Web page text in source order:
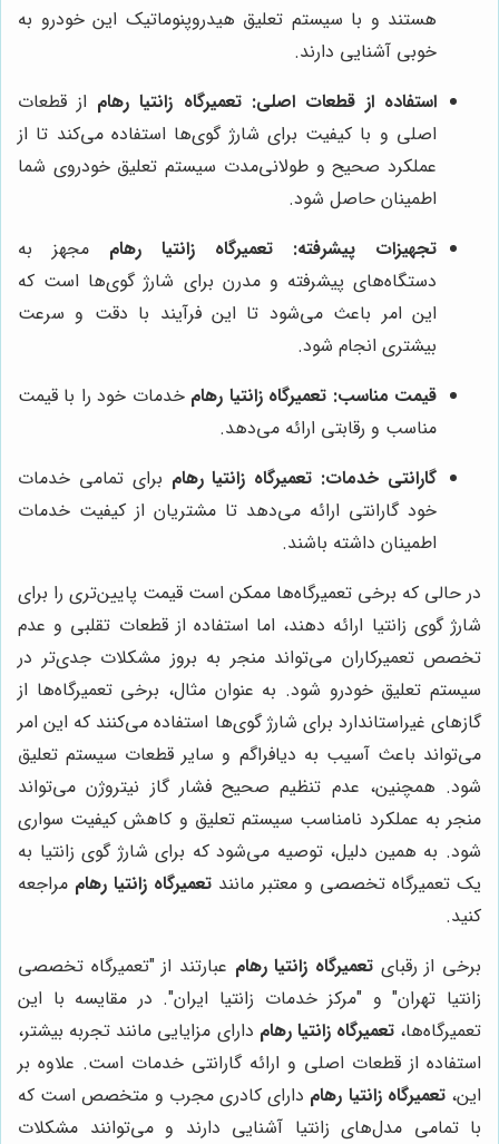
هستند و با سیستم تعلیق هیدروپنوماتیک این خودرو به
خوبی آشنایی دارند.
استفاده از قطعات اصلی: تعمیرگاه زانتیا رهام از قطعات
اصلی و با کیفیت برای شارژ گوی‌ها استفاده می‌کند تا از
عملکرد صحیح و طولانی‌مدت سیستم تعلیق خودروی شما
اطمینان حاصل شود.
تجهیزات پیشرفته:
تعمیرگاه زانتیا رهام مجهز به
دستگاه‌های پیشرفته و مدرن برای شارژ گوی‌ها است که
این امر باعث می‌شود تا این فرآیند با دقت و سرعت
بیشتری انجام شود.
قیمت مناسب: تعمیرگاه زانتیا رهام خدمات خود را با قیمت
مناسب و رقابتی ارائه می‌دهد.
گارانتی خدمات: تعمیرگاه زانتیا رهام برای تمامی خدمات
خود گارانتی ارائه می‌دهد تا مشتریان از کیفیت خدمات
اطمینان داشته باشند.
در حالی که برخی تعمیرگاه‌ها ممکن است قیمت پایین‌تری را برای
شارژ گوی زانتیا ارائه دهند، اما استفاده از قطعات تقلبی و عدم
تخصص تعمیرکاران می‌تواند منجر به بروز مشکلات جدی‌تر در
سیستم تعلیق خودرو شود. به عنوان مثال، برخی تعمیرگاه‌ها از
گازهای غیراستاندارد برای شارژ گوی‌ها استفاده می‌کنند که این امر
می‌تواند باعث آسیب به دیافراگم و سایر قطعات سیستم تعلیق
شود. همچنین، عدم تنظیم صحیح فشار گاز نیتروژن می‌تواند
منجر به عملکرد نامناسب سیستم تعلیق و کاهش کیفیت سواری
شود. به همین دلیل، توصیه می‌شود که برای شارژ گوی زانتیا به
یک تعمیرگاه تخصصی و معتبر مانند تعمیرگاه زانتیا رهام مراجعه
کنید.
برخی از رقبای تعمیرگاه زانتیا رهام عبارتند از "تعمیرگاه تخصصی
زانتیا تهران" و "مرکز خدمات زانتیا ایران". در مقایسه با این
تعمیرگاه‌ها،تعمیرگاه زانتیا رهام دارای مزایایی مانند تجربه بیشتر،
استفاده از قطعات اصلی و ارائه گارانتی خدمات است. علاوه بر
این،تعمیرگاه زانتیا رهام دارای کادری مجرب و متخصص است که
با تمامی مدل‌های زانتیا آشنایی دارند و می‌توانند مشکلات